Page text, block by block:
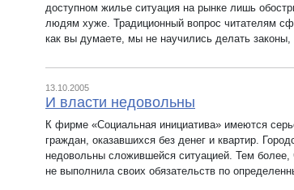
доступном жилье ситуация на рынке лишь
людям хуже. Традиционный вопрос читателям
как вы думаете, мы не научились делать
13.10.2005
И власти недовольны
К фирме «Социальная инициатива» имеются
граждан, оказавшихся без денег и квартир.
недовольны сложившейся ситуацией. Тем
не выполнила своих обязательств по